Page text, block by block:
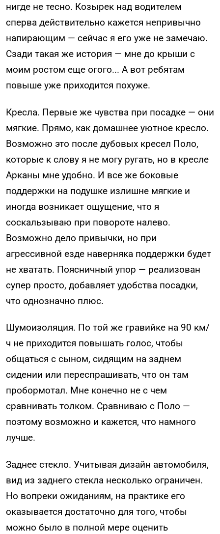
нигде не тесно. Козырек над водителем
сперва действительно кажется непривычно
напирающим — сейчас я его уже не замечаю.
Сзади такая же история — мне до крыши с
моим ростом еще огого... А вот ребятам
повыше уже приходится похуже.
Кресла. Первые же чувства при посадке — они
мягкие. Прямо, как домашнее уютное кресло.
Возможно это после дубовых кресел Поло,
которые к слову я не могу ругать, но в кресле
Арканы мне удобно. И все же боковые
поддержки на подушке излишне мягкие и
иногда возникает ощущение, что я
соскальзываю при повороте налево.
Возможно дело привычки, но при
агрессивной езде наверняка поддержки будет
не хватать. Поясничный упор — реализован
супер просто, добавляет удобства посадки,
что однозначно плюс.
Шумоизоляция. По той же гравийке на 90 км/
ч не приходится повышать голос, чтобы
общаться с сыном, сидящим на заднем
сидении или переспрашивать, что он там
пробормотал. Мне конечно не с чем
сравнивать толком. Сравниваю с Поло —
поэтому возможно и кажется, что намного
лучше.
Заднее стекло. Учитывая дизайн автомобиля,
вид из заднего стекла несколько ограничен.
Но вопреки ожиданиям, на практике его
оказывается достаточно для того, чтобы
можно было в полной мере оценить